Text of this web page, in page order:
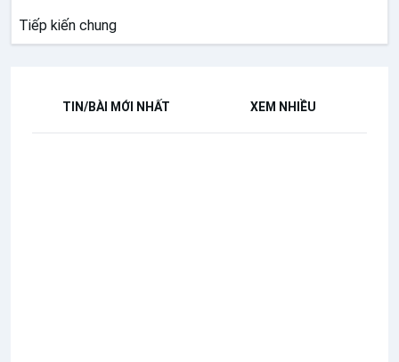
Tiếp kiến chung
TIN/BÀI MỚI NHẤT XEM NHIỀU